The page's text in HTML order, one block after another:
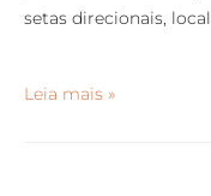
setas direcionais,
Leia mais »